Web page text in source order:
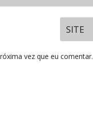
vez que eu comentar.